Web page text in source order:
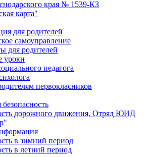
края № 1539-КЗ
карта"
для родителей
самоуправление
для родителей
уроки
педагога
первокласников
дорожного движения, Отряд ЮИД
в зимний период
в летний период